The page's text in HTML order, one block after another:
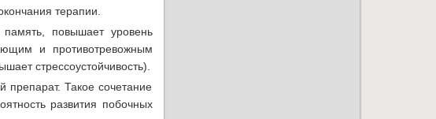
терапии.
повышает уровень
и противотревожным
стрессоустойчивость).
препарат. Такое сочетание
развития побочных